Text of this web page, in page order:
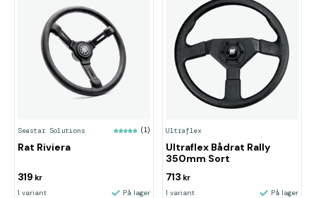
Seastar Solutions (1)
Rat Riviera
319 kr
1 variant På lager
Ultraflex
Ultraflex Bådrat Rally
350mm Sort
713 kr
1 variant På lager